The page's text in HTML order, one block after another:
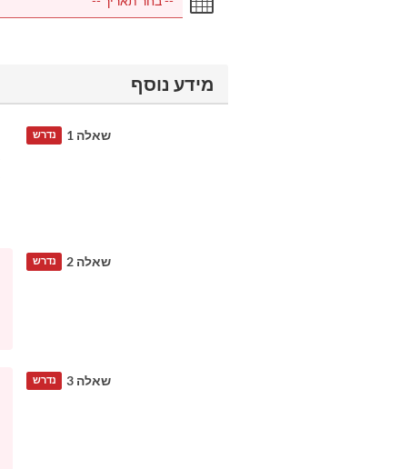
מידע נוסף
שאלה 1 נדרש
שאלה 2 נדרש
שאלה 3 נדרש